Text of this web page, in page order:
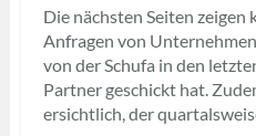
Die nächsten Seiten
Anfragen von
von der Schufa in den
Partner geschickt hat.
ersichtlich, der